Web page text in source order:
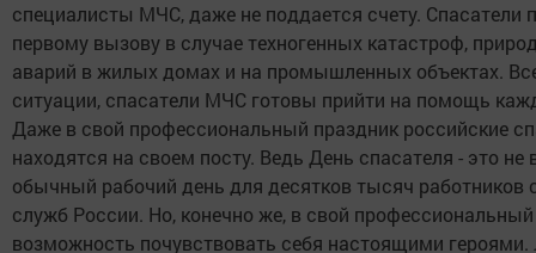
специалисты МЧС, даже не поддается счету. Спасатели
первому вызову в случае техногенных катастроф,
аварий в жилых домах и на промышленных объектах.
ситуации, спасатели МЧС готовы прийти на помощь
Даже в свой профессиональный праздник российские
находятся на своем посту. Ведь День спасателя - это не
обычный рабочий день для десятков тысяч работников
служб России. Но, конечно же, в свой
возможность почувствовать себя настоящими